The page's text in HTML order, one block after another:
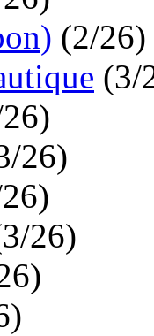
(2/26)
(3/
26)
26)